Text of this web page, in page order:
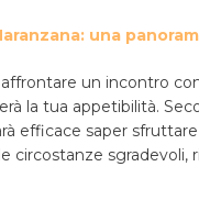
una
un incontro
la tua appetibilità.
efficace saper
circostanze